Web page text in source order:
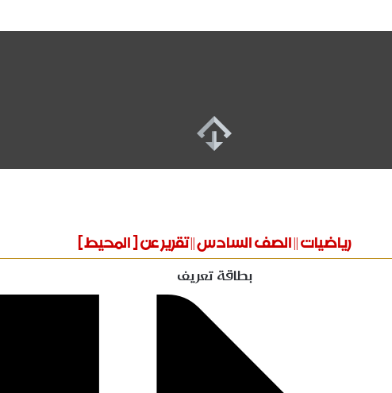
رياضيات || الصف السادس || تقرير عن [ المحيط ]
بطاقة تعريف